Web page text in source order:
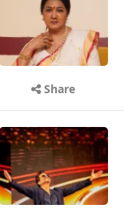
Share